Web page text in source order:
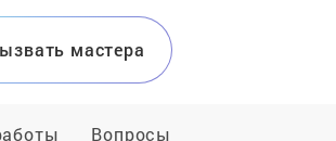
мастера
Вопросы